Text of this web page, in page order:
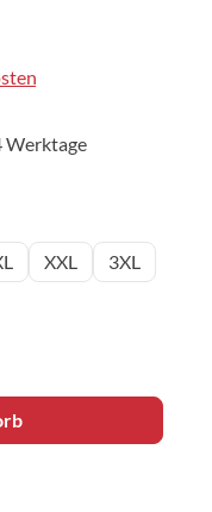
Werktage
XXL
3XL
gewünschten